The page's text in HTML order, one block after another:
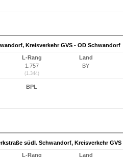
Kreisverkehr GVS - OD Schwandorf
L-Rang
1.757
(1.344)
Land
BY
BPL
südl. Schwandorf, Kreisverkehr GVS
L-Rang
Land